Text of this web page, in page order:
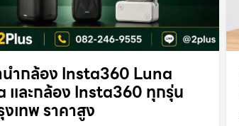
นำกล้อง Insta360 Luna
และกล้อง Insta360 ทุกรุ่น
เทพ ราคาสูง